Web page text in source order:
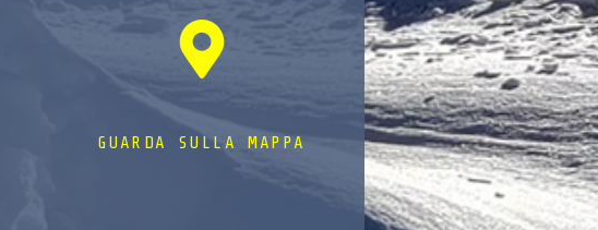
GUARDA SULLA MAPPA